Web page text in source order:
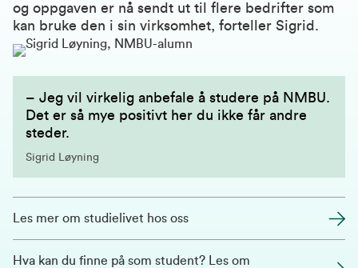
og oppgaven er nå sendt ut til flere bedrifter som
kan bruke den i sin virksomhet, forteller Sigrid.
– Jeg vil virkelig anbefale å studere på NMBU.
Det er så mye positivt her du ikke får andre
steder.
Sigrid Løyning
Les mer om studielivet hos oss
Hva kan du finne på som student? Les om